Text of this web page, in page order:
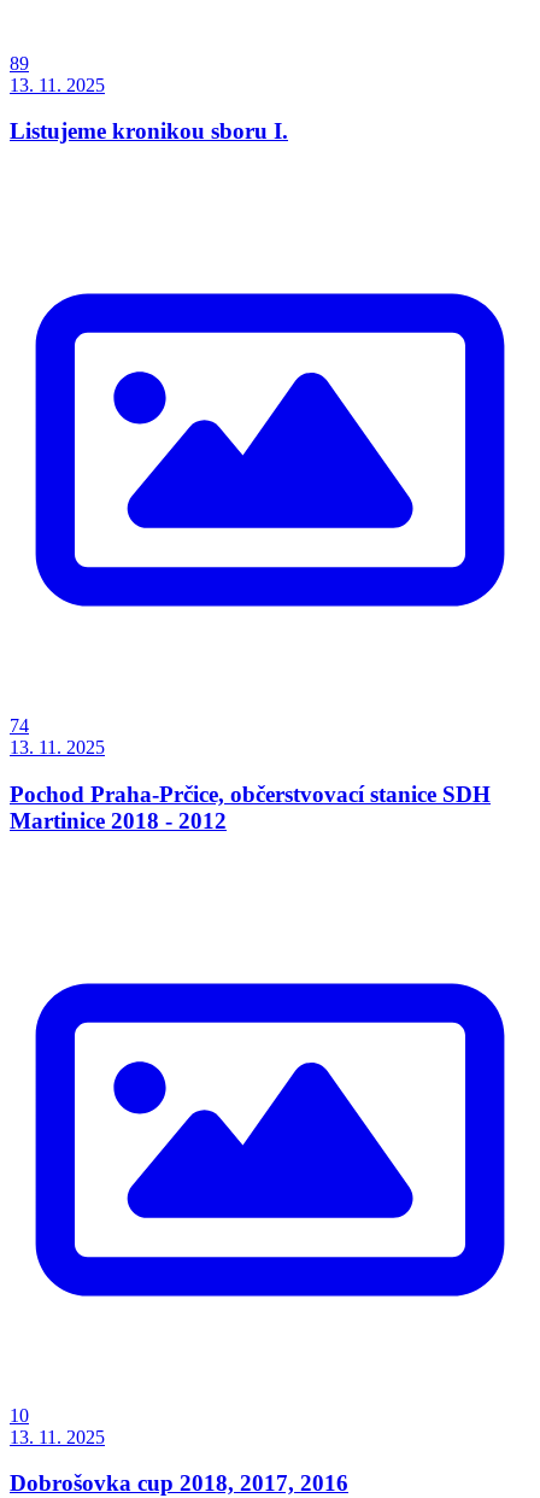
89
13. 11. 2025
Listujeme kronikou sboru I.
74
13. 11. 2025
Pochod Praha-Prčice, občerstvovací stanice SDH
Martinice 2018 - 2012
10
13. 11. 2025
Dobrošovka cup 2018, 2017, 2016